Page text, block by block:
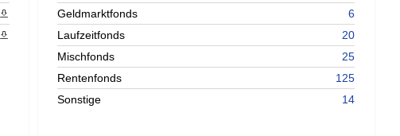
PDF herunterladen
PDF herunterladen
Geldmarktfonds
6
Laufzeitfonds
20
Mischfonds
25
Rentenfonds
125
Sonstige
14